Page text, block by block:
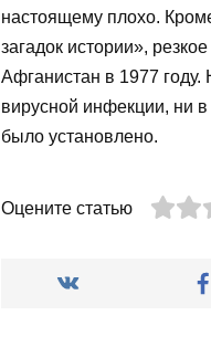
настоящему плохо.
загадок истории»,
Афганистан в 1977
вирусной инфекции, ни в
было установлено.
Оцените статью